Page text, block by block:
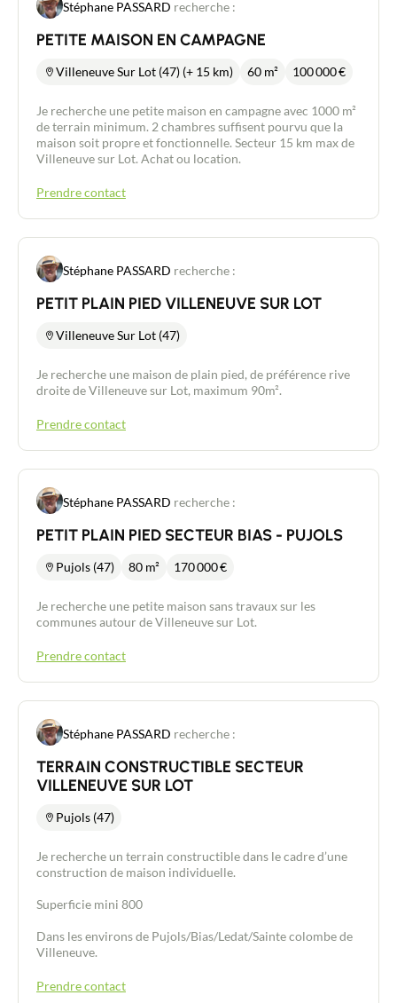
Stéphane PASSARD recherche :
PETITE MAISON EN CAMPAGNE
Villeneuve Sur Lot (47) (+ 15 km) 60 m² 100 000€
Je recherche une petite maison en campagne avec 1000 m²
de terrain minimum. 2 chambres suffisent pourvu que la
maison soit propre et fonctionnelle. Secteur 15 km max de
Villeneuve sur Lot. Achat ou location.
Prendre contact
Stéphane PASSARD recherche :
PETIT PLAIN PIED VILLENEUVE SUR LOT
Villeneuve Sur Lot (47)
Je recherche une maison de plain pied, de préférence rive
droite de Villeneuve sur Lot, maximum 90m².
Prendre contact
Stéphane PASSARD recherche :
PETIT PLAIN PIED SECTEUR BIAS - PUJOLS
Pujols (47) 80 m² 170 000€
Je recherche une petite maison sans travaux sur les
communes autour de Villeneuve sur Lot.
Prendre contact
Stéphane PASSARD recherche :
TERRAIN CONSTRUCTIBLE SECTEUR
VILLENEUVE SUR LOT
Pujols (47)
Je recherche un terrain constructible dans le cadre d’une
construction de maison individuelle.
Superficie mini 800
Dans les environs de Pujols/Bias/Ledat/Sainte colombe de
Villeneuve.
Prendre contact